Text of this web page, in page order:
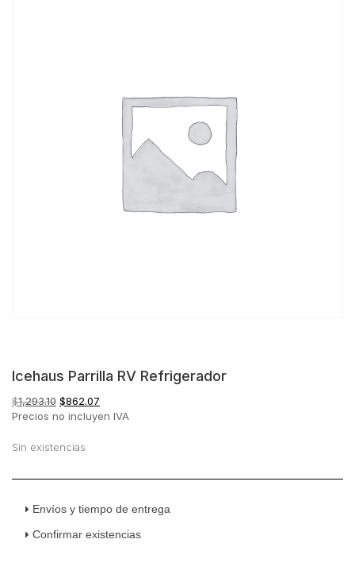
Icehaus Parrilla RV Refrigerador
$1,293.10 El
precio
era:
$862.07
precio
Precios no incluyen IVA
Sin existencias
Envíos y tiempo de entrega
Confirmar existencias